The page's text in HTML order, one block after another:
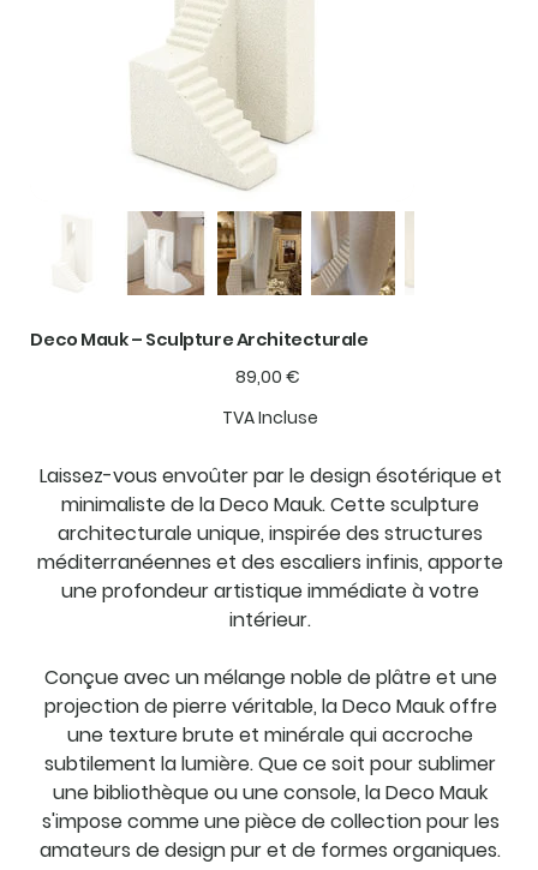
Deco Mauk – Sculpture Architecturale
Prix
89,00 €
TVA Incluse
Laissez-vous envoûter par le design ésotérique et
minimaliste de la Deco Mauk. Cette sculpture
architecturale unique, inspirée des structures
méditerranéennes et des escaliers infinis, apporte
une profondeur artistique immédiate à votre
intérieur.
Conçue avec un mélange noble de plâtre et une
projection de pierre véritable, la Deco Mauk offre
une texture brute et minérale qui accroche
subtilement la lumière. Que ce soit pour sublimer
une bibliothèque ou une console, la Deco Mauk
s'impose comme une pièce de collection pour les
amateurs de design pur et de formes organiques.